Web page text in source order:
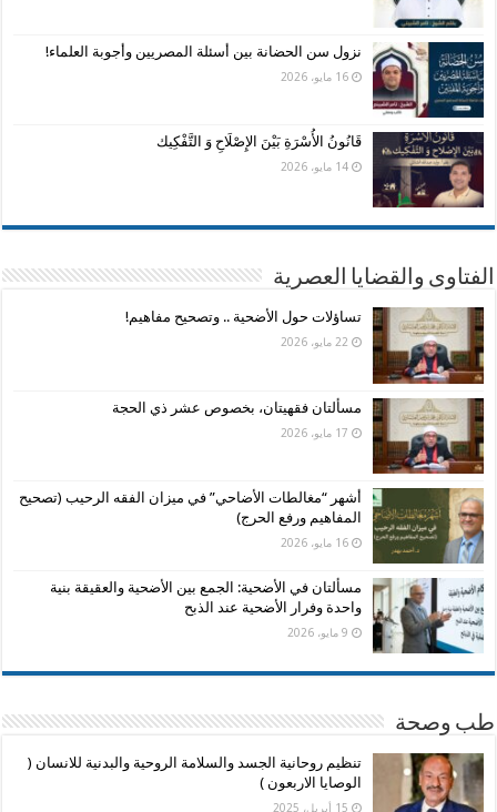
نزول سن الحضانة بين أسئلة المصريين وأجوبة العلماء!
16 مايو، 2026
قَانُونُ الأُسْرَةِ بَيْنَ الإِصْلَاحِ وَ التَّفْكِيك
14 مايو، 2026
الفتاوى والقضايا العصرية
تساؤلات حول الأضحية .. وتصحيح مفاهيم!
22 مايو، 2026
مسألتان فقهيتان، بخصوص عشر ذي الحجة
17 مايو، 2026
أشهر “مغالطات الأضاحي” في ميزان الفقه الرحيب (تصحيح
المفاهيم ورفع الحرج)
16 مايو، 2026
مسألتان في الأضحية: الجمع بين الأضحية والعقيقة بنية
واحدة وفرار الأضحية عند الذبح
9 مايو، 2026
طب وصحة
تنظيم روحانية الجسد والسلامة الروحية والبدنية للانسان (
الوصايا الاربعون )
15 أبريل، 2025